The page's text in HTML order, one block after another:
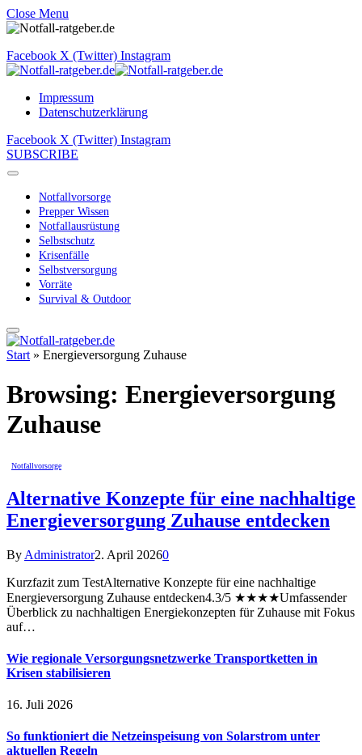
Close Menu
Facebook X (Twitter) Instagram
Impressum
Datenschutzerklärung
Facebook X (Twitter) Instagram
SUBSCRIBE
Notfallvorsorge
Prepper Wissen
Notfallausrüstung
Selbstschutz
Krisenfälle
Selbstversorgung
Vorräte
Survival & Outdoor
Start » Energieversorgung Zuhause
Browsing: Energieversorgung
Zuhause
Notfallvorsorge
Alternative Konzepte für eine nachhaltige
Energieversorgung Zuhause entdecken
By Administrator2. April 20260
Kurzfazit zum TestAlternative Konzepte für eine nachhaltige
Energieversorgung Zuhause entdecken4.3/5 ★★★★Umfassender
Überblick zu nachhaltigen Energiekonzepten für Zuhause mit Fokus
auf…
Wie regionale Versorgungsnetzwerke Transportketten in
Krisen stabilisieren
16. Juli 2026
So funktioniert die Netzeinspeisung von Solarstrom unter
aktuellen Regeln